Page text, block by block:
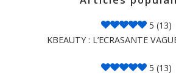
5 (13)
KBEAUTY : L’ECRASANTE
5 (13)